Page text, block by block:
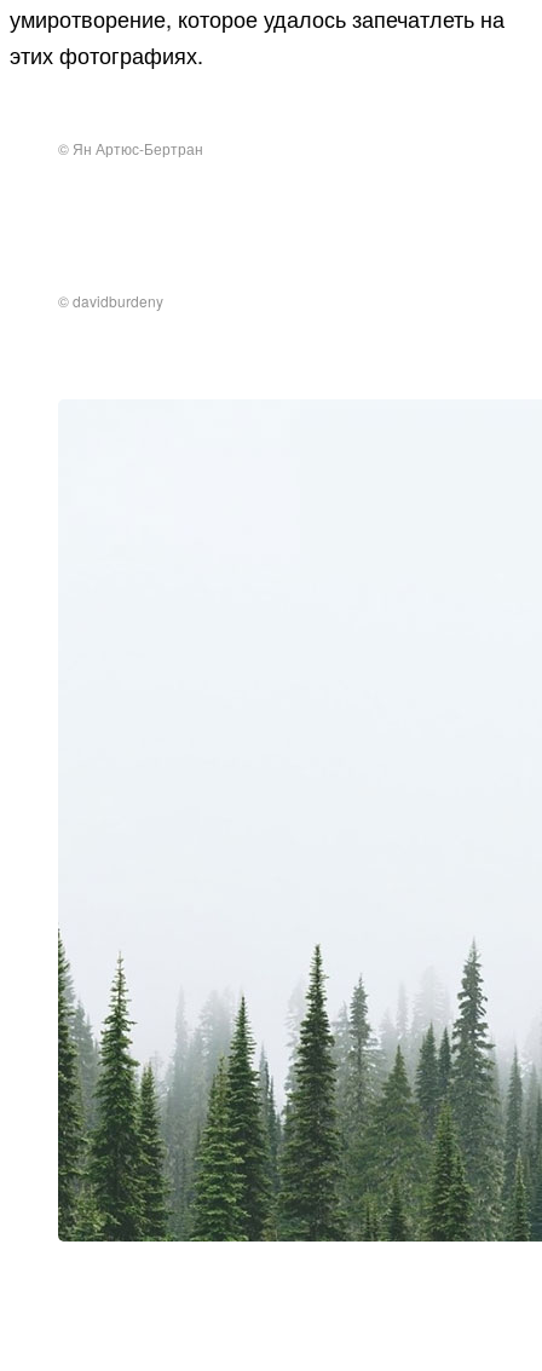
умиротворение, которое удалось запечатлеть на
этих фотографиях.
© Ян Артюс-Бертран
© davidburdeny